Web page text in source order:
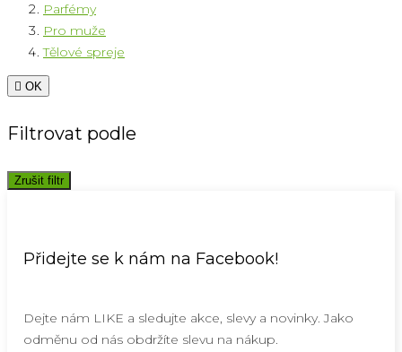
Parfémy
Pro muže
Tělové spreje
 OK
Filtrovat podle
Zrušit filtr
Přidejte se k nám na Facebook!
Dejte nám LIKE a sledujte akce, slevy a novinky. Jako
odměnu od nás obdržíte slevu na nákup.